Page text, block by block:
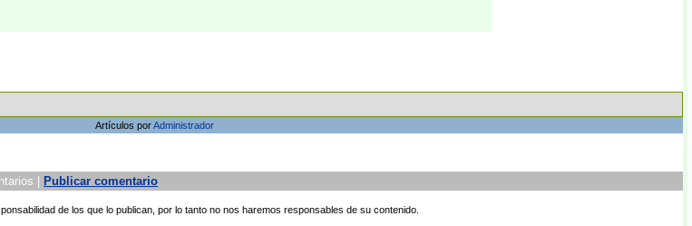
Artículos porAdministrador
|
Publicar comentario
de los que lo publican, por lo tanto no nos haremos responsables de su contenido.